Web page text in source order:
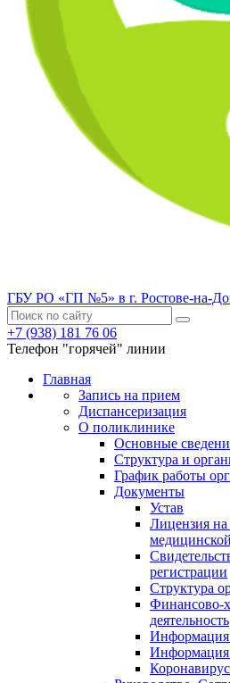
ГБУ РО «ГП №5» в г. Ростове-на-
+7 (938) 181 76 06
Телефон "горячей" линии
Главная
Запись на прием
Диспансеризация
О поликлинике
Основные
Структура и
График работы
Документы
Устав
Лицензия на
регистрации
Структура
Финансово-
деятельность
Информация
Информация
Коронавирус